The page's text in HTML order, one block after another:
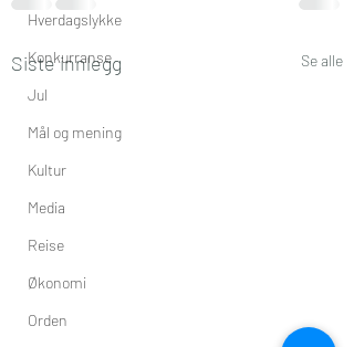
Hverdagslykke
Konkurranse
Jul
Mål og mening
Kultur
Media
Reise
Økonomi
Orden
Siste innlegg Se alle